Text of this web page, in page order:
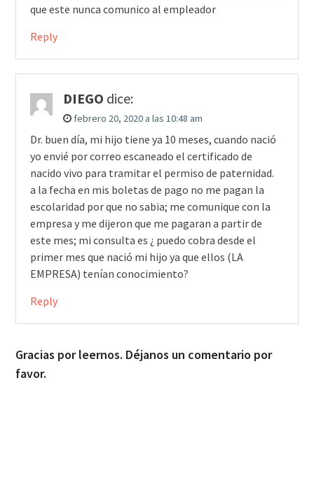
que este nunca comunico al empleador
Reply
DIEGO dice:
febrero 20, 2020 a las 10:48 am
Dr. buen día, mi hijo tiene ya 10 meses, cuando nació
yo envié por correo escaneado el certificado de
nacido vivo para tramitar el permiso de paternidad.
a la fecha en mis boletas de pago no me pagan la
escolaridad por que no sabia; me comunique con la
empresa y me dijeron que me pagaran a partir de
este mes; mi consulta es ¿ puedo cobra desde el
primer mes que nació mi hijo ya que ellos (LA
EMPRESA) tenían conocimiento?
Reply
Gracias por leernos. Déjanos un comentario por
favor.